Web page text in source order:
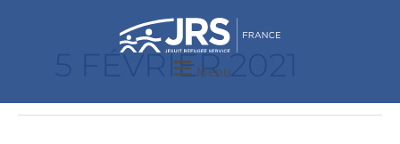
Menu
5 FÉVRIER 2021